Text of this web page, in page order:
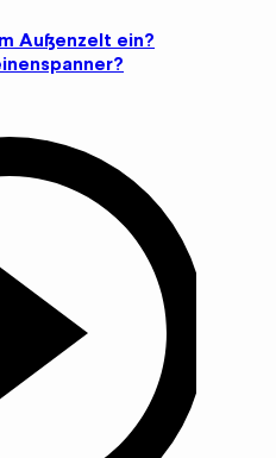
Außenzelt ein?